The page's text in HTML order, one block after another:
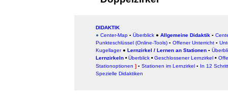
DIDAKTIK
● Center-Map ▪ Überblick ● Allgemeine Didaktik ▪
Punkteschlüssel (Online-Tools) ▪ Offener Unterricht ▪
Kugellager ● Lernzirkel / Lernen an Stationen ▪
Lernzirkeln ▪Überblick ▪Geschlossener Lernzirkel ▪
Stationoptionen ] ▪ Stationen im Lernzirkel ▪ In 12
Spezielle Didaktiken